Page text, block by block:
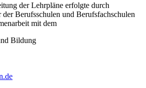
der Lehrpläne erfolgte durch
Berufsschulen und Berufsfachschulen
mit dem
Bildung